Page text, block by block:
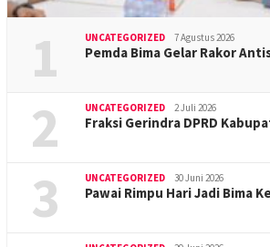
1 UNCATEGORIZED 7 Agustus 2026
Pemda Bima Gelar Rakor
2 UNCATEGORIZED 2 Juli 2026
Fraksi Gerindra DPRD
3 UNCATEGORIZED 30 Juni 2026
Pawai Rimpu Hari Jadi Bima